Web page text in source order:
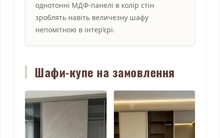
однотонні МДФ-панелі в колір стін
зроблять навіть величезну шафу
непомітною в інтер’єрі.
Шафи-купе на замовлення